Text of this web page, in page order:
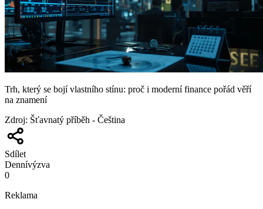
Trh, který se bojí vlastního stínu: proč i moderní finance pořád věří
na znamení
Zdroj: Šťavnatý příběh - Čeština
Sdílet
Dennívýzva
0
Reklama